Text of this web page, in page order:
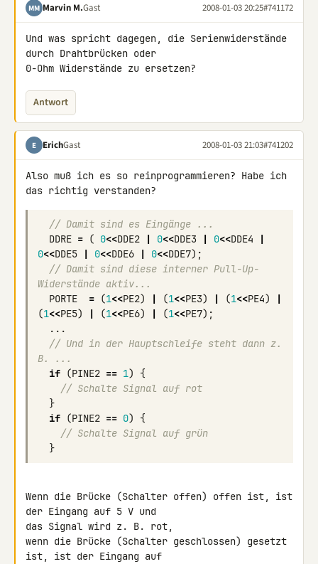
MM Marvin M.Gast 2008-01-03 20:25#741172
Und was spricht dagegen, die Serienwiderstände
durch Drahtbrücken oder
0-Ohm Widerstände zu ersetzen?
Antwort
E ErichGast 2008-01-03 21:03#741202
Also muß ich es so reinprogrammieren? Habe ich
// Damit sind es Eingänge ...
DDRE = ( 0<<DDE2 | 0<<DDE3 | 0<<DDE4
|
0<<DDE5 | 0<<DDE6 | 0<<DDE7);
// Damit sind diese interner Pull-Up-
Widerstände aktiv...
PORTE
= (1<<PE2) | (1<<PE3) | (1<<PE4)
|
(1<<PE5) | (1<<PE6) | (1<<PE7);
...
// Und in der Hauptschleife steht dann z.
B. ...
if (PINE2 == 1)
{
// Schalte Signal auf rot
}
if (PINE2 == 0)
{
// Schalte Signal auf grün
}
Wenn die Brücke (Schalter offen) offen ist, ist
der Eingang auf 5 V und
das Signal wird z. B. rot,
wenn die Brücke (Schalter geschlossen) gesetzt
ist, ist der Eingang auf